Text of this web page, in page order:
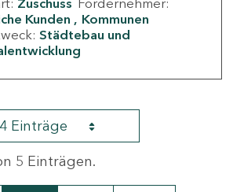
Zuschuss Fördernehmer:
Kunden
Kommunen
Städtebau und
4 Einträge
5 Einträgen.